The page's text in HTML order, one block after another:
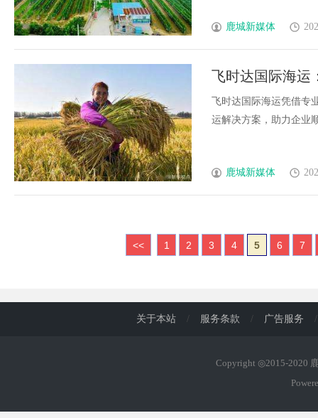
鹿城新媒体
飞时达国际海运
飞时达国际海运凭借专
运解决方案，助力企业
鹿城新媒体
<< 1 2 3 4 5 6 7
关于本站 / 服务条款 / 广告服务 /
Copyright ◎2015-2020